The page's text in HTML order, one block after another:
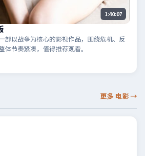
1:40:07
以战争为核心的影视作品，围绕危机、反
体节奏紧凑，值得推荐观看。
更多 电影→